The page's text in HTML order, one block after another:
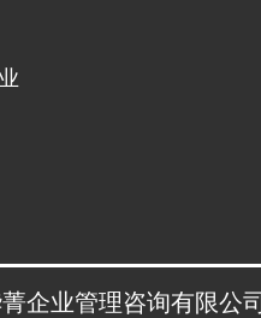
企业管理咨询有限公司